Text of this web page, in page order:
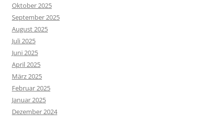
Oktober 2025
September 2025
August 2025
Juli 2025
Juni 2025
April 2025
März 2025
Februar 2025
Januar 2025
Dezember 2024